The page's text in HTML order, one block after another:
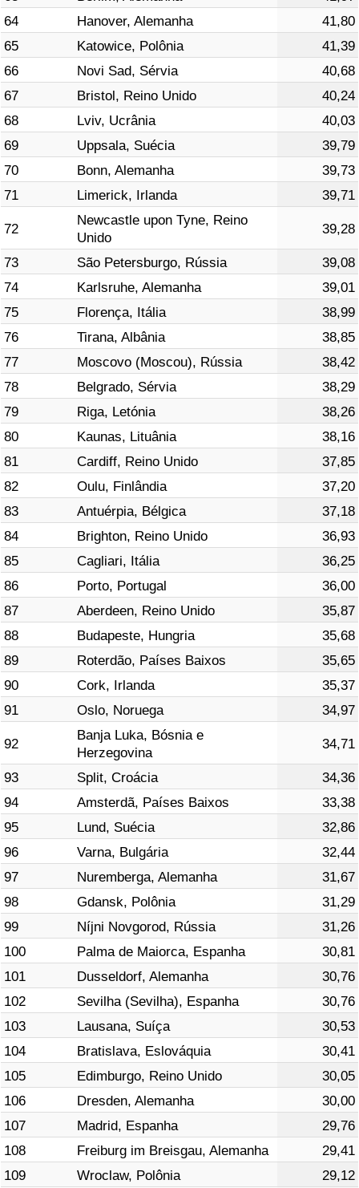
64
Hanover, Alemanha
41,80
65
Katowice, Polônia
41,39
66
Novi Sad, Sérvia
40,68
67
Bristol, Reino Unido
40,24
68
Lviv, Ucrânia
40,03
69
Uppsala, Suécia
39,79
70
Bonn, Alemanha
39,73
71
Limerick, Irlanda 39,71
72
Newcastle upon Tyne, Reino
Unido
39,28
73 São Petersburgo, Rússia
39,08
74
Karlsruhe, Alemanha
39,01
75
Florença, Itália
38,99
76
Tirana, Albânia
38,85
77
Moscovo (Moscou), Rússia
38,42
78
Belgrado, Sérvia
38,29
79
Riga, Letónia
38,26
80
Kaunas, Lituânia
38,16
81
Cardiff, Reino Unido
37,85
82
Oulu, Finlândia
37,20
83
Antuérpia, Bélgica
37,18
84
Brighton, Reino Unido
36,93
85
Cagliari, Itália
36,25
86
Porto, Portugal
36,00
87
Aberdeen, Reino Unido
35,87
88
Budapeste, Hungria
35,68
89
Roterdão, Países Baixos
35,65
90
Cork, Irlanda
35,37
91
Oslo, Noruega 34,97
92
Banja Luka, Bósnia e
Herzegovina
34,71
93 Split, Croácia
34,36
94
Amsterdã, Países Baixos
33,38
95
Lund, Suécia
32,86
96
Varna, Bulgária
32,44
97
Nuremberga, Alemanha
31,67
98
Gdansk, Polônia
31,29
99
Níjni Novgorod, Rússia
31,26
100
Palma de Maiorca, Espanha
30,81
101
Dusseldorf, Alemanha
30,76
102
Sevilha (Sevilha), Espanha
30,76
103
Lausana, Suíça
30,53
104
Bratislava, Eslováquia
30,41
105
Edimburgo, Reino Unido
30,05
106
Dresden, Alemanha
30,00
107
Madrid, Espanha
29,76
108
Freiburg im Breisgau, Alemanha
29,41
109
Wroclaw, Polônia
29,12